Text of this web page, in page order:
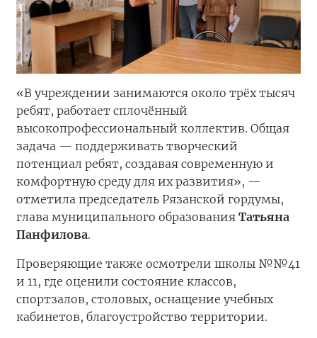
«В учреждении занимаются около трёх тысяч
ребят, работает сплочённый
высокопрофессиональный коллектив. Общая
задача — поддерживать творческий
потенциал ребят, создавая современную и
комфортную среду для их развития», —
отметила председатель Рязанской гордумы,
глава муниципального образования Татьяна
Панфилова.
Проверяющие также осмотрели школы №№41
и 11, где оценили состояние классов,
спортзалов, столовых, оснащение учебных
кабинетов, благоустройство территории.